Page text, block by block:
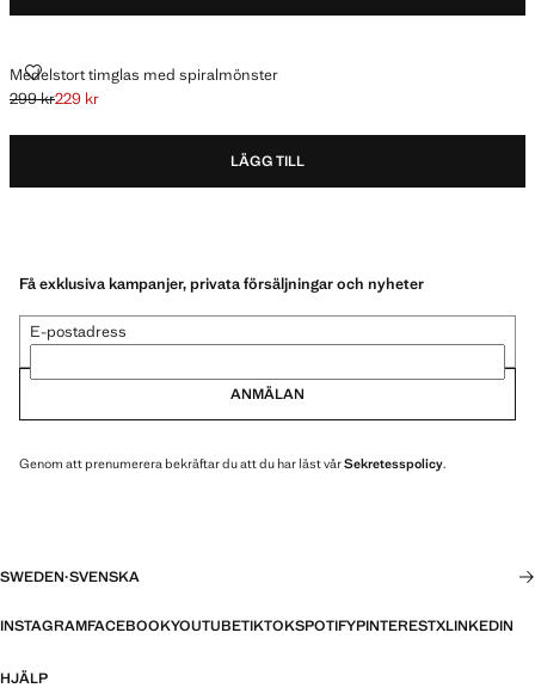
Medelstort timglas med spiralmönster
MEDELSTORT TIMGLAS MED SPIRALMÖNSTER
Ursprungligt pris överstruket [299 kr ]
299 kr
Gällande pris [229 kr ]
229 kr
LÄGG TILL
Få exklusiva kampanjer, privata försäljningar och nyheter
E-postadress
ANMÄLAN
Genom att prenumerera bekräftar du att du har läst vårSekretesspolicy.
SWEDEN·SVENSKA
INSTAGRAMFACEBOOKYOUTUBETIKTOKSPOTIFYPINTERESTXLINKEDIN
HJÄLP